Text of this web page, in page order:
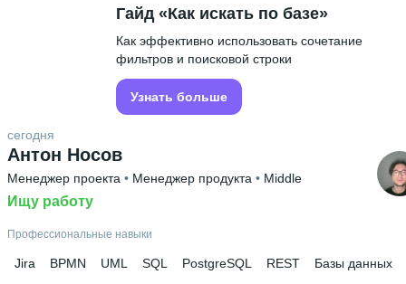
Гайд «Как искать по базе»
Как эффективно использовать сочетание
фильтров и поисковой строки
Узнать больше
Антон Носов
сегодня
Менеджер проекта • Менеджер продукта • Middle
Ищу работу
Профессиональные навыки
Jira BPMN UML SQL PostgreSQL REST
Базы данных